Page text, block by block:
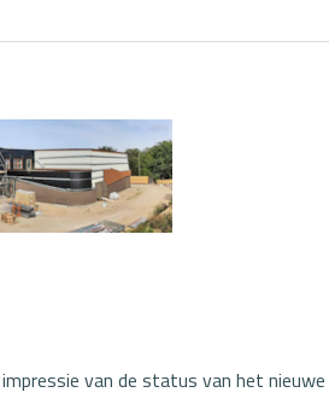
impressie van de status van het